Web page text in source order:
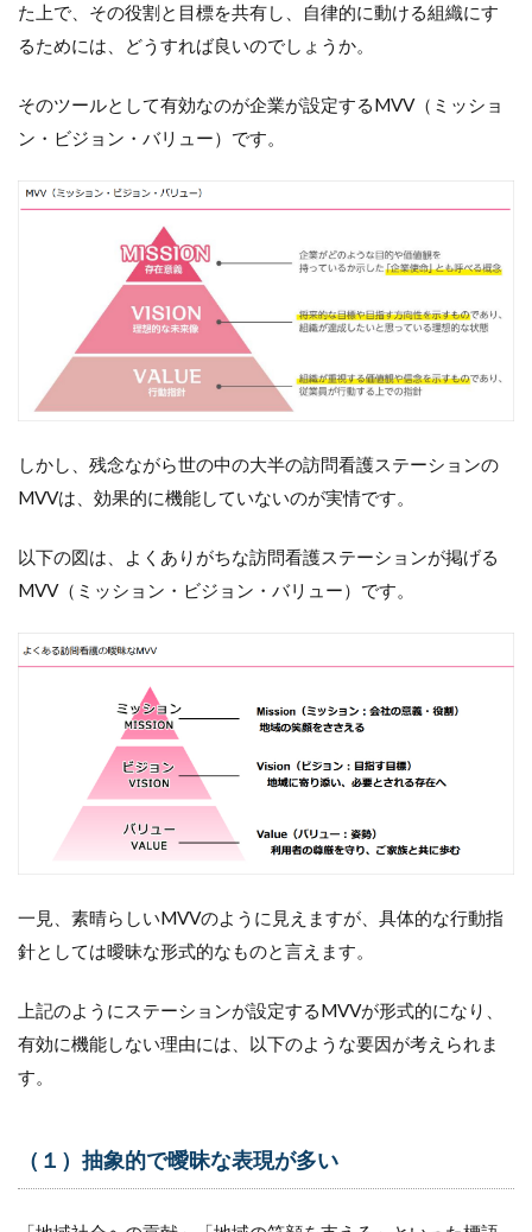
す。
た上で、その役割と目標を共有し、自律的に動ける組織にす
るためには、どうすれば良いのでしょうか。
そのツールとして有効なのが企業が設定するMVV（ミッショ
ン・ビジョン・バリュー）です。
しかし、残念ながら世の中の大半の訪問看護ステーションの
MVVは、効果的に機能していないのが実情です。
以下の図は、よくありがちな訪問看護ステーションが掲げる
MVV（ミッション・ビジョン・バリュー）です。
一見、素晴らしいMVVのように見えますが、具体的な行動指
針としては曖昧な形式的なものと言えます。
上記のようにステーションが設定するMVVが形式的になり、
有効に機能しない理由には、以下のような要因が考えられま
す。
（１）抽象的で曖昧な表現が多い